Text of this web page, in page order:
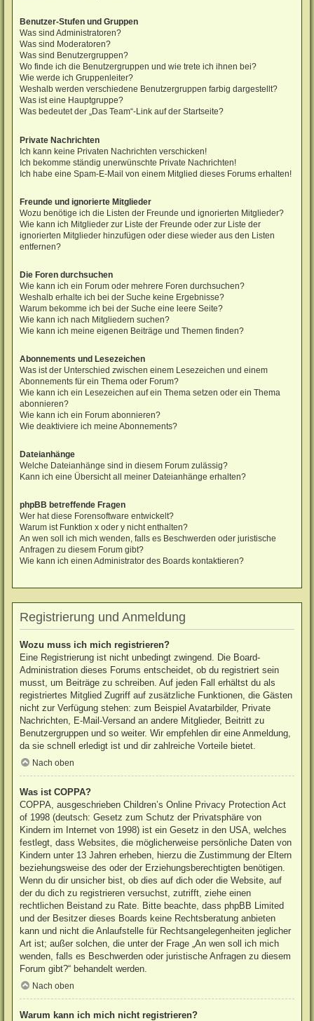
Benutzer-Stufen und Gruppen
Was sind Administratoren?
Was sind Moderatoren?
Was sind Benutzergruppen?
Wo finde ich die Benutzergruppen und wie trete ich ihnen bei?
Wie werde ich Gruppenleiter?
Weshalb werden verschiedene Benutzergruppen farbig dargestellt?
Was ist eine Hauptgruppe?
Was bedeutet der „Das Team“-Link auf der Startseite?
Private Nachrichten
Ich kann keine Privaten Nachrichten verschicken!
Ich bekomme ständig unerwünschte Private Nachrichten!
Ich habe eine Spam-E-Mail von einem Mitglied dieses Forums erhalten!
Freunde und ignorierte Mitglieder
Wozu benötige ich die Listen der Freunde und ignorierten Mitglieder?
Wie kann ich Mitglieder zur Liste der Freunde oder zur Liste der
ignorierten Mitglieder hinzufügen oder diese wieder aus den Listen
entfernen?
Die Foren durchsuchen
Wie kann ich ein Forum oder mehrere Foren durchsuchen?
Weshalb erhalte ich bei der Suche keine Ergebnisse?
Warum bekomme ich bei der Suche eine leere Seite?
Wie kann ich nach Mitgliedern suchen?
Wie kann ich meine eigenen Beiträge und Themen finden?
Abonnements und Lesezeichen
Was ist der Unterschied zwischen einem Lesezeichen und einem
Abonnements für ein Thema oder Forum?
Wie kann ich ein Lesezeichen auf ein Thema setzen oder ein Thema
abonnieren?
Wie kann ich ein Forum abonnieren?
Wie deaktiviere ich meine Abonnements?
Dateianhänge
Welche Dateianhänge sind in diesem Forum zulässig?
Kann ich eine Übersicht all meiner Dateianhänge erhalten?
phpBB betreffende Fragen
Wer hat diese Forensoftware entwickelt?
Warum ist Funktion x oder y nicht enthalten?
An wen soll ich mich wenden, falls es Beschwerden oder juristische
Anfragen zu diesem Forum gibt?
Wie kann ich einen Administrator des Boards kontaktieren?
Registrierung und Anmeldung
Wozu muss ich mich registrieren?
Eine Registrierung ist nicht unbedingt zwingend. Die Board-
Administration dieses Forums entscheidet, ob du registriert sein
musst, um Beiträge zu schreiben. Auf jeden Fall erhältst du als
registriertes Mitglied Zugriff auf zusätzliche Funktionen, die Gästen
nicht zur Verfügung stehen: zum Beispiel Avatarbilder, Private
Nachrichten, E-Mail-Versand an andere Mitglieder, Beitritt zu
Benutzergruppen und so weiter. Wir empfehlen dir eine Anmeldung,
da sie schnell erledigt ist und dir zahlreiche Vorteile bietet.
Nach oben
Was ist COPPA?
COPPA, ausgeschrieben Children’s Online Privacy Protection Act
of 1998 (deutsch: Gesetz zum Schutz der Privatsphäre von
Kindern im Internet von 1998) ist ein Gesetz in den USA, welches
festlegt, dass Websites, die möglicherweise persönliche Daten von
Kindern unter 13 Jahren erheben, hierzu die Zustimmung der Eltern
beziehungsweise des oder der Erziehungsberechtigten benötigen.
Wenn du dir unsicher bist, ob dies auf dich oder die Website, auf
der du dich zu registrieren versuchst, zutrifft, ziehe einen
rechtlichen Beistand zu Rate. Bitte beachte, dass phpBB Limited
und der Besitzer dieses Boards keine Rechtsberatung anbieten
kann und nicht die Anlaufstelle für Rechtsangelegenheiten jeglicher
Art ist; außer solchen, die unter der Frage „An wen soll ich mich
wenden, falls es Beschwerden oder juristische Anfragen zu diesem
Forum gibt?“ behandelt werden.
Nach oben
Warum kann ich mich nicht registrieren?